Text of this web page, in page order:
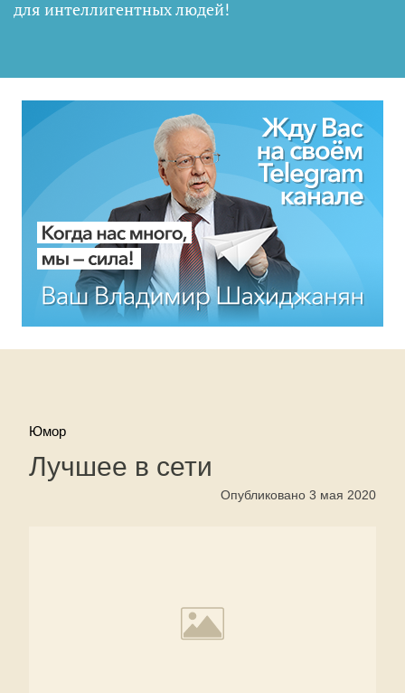
для интеллигентных людей!
Юмор
Лучшее в сети
Опубликовано 3 мая 2020